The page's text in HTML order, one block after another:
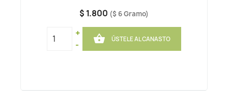
$ 1.800 ($ 6 Gramo)
+
-
 ÚSTELE AL CANASTO